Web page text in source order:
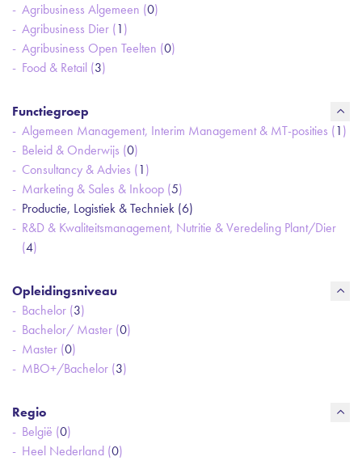
Agribusiness Algemeen (0)
Agribusiness Dier (1)
Agribusiness Open Teelten (0)
Food & Retail (3)
Functiegroep
Algemeen Management, Interim Management & MT-posities (1)
Beleid & Onderwijs (0)
Consultancy & Advies (1)
Marketing & Sales & Inkoop (5)
Productie, Logistiek & Techniek (6)
R&D & Kwaliteitsmanagement, Nutritie & Veredeling Plant/Dier
(4)
Opleidingsniveau
Bachelor (3)
Bachelor/ Master (0)
Master (0)
MBO+/Bachelor (3)
Regio
België (0)
Heel Nederland (0)